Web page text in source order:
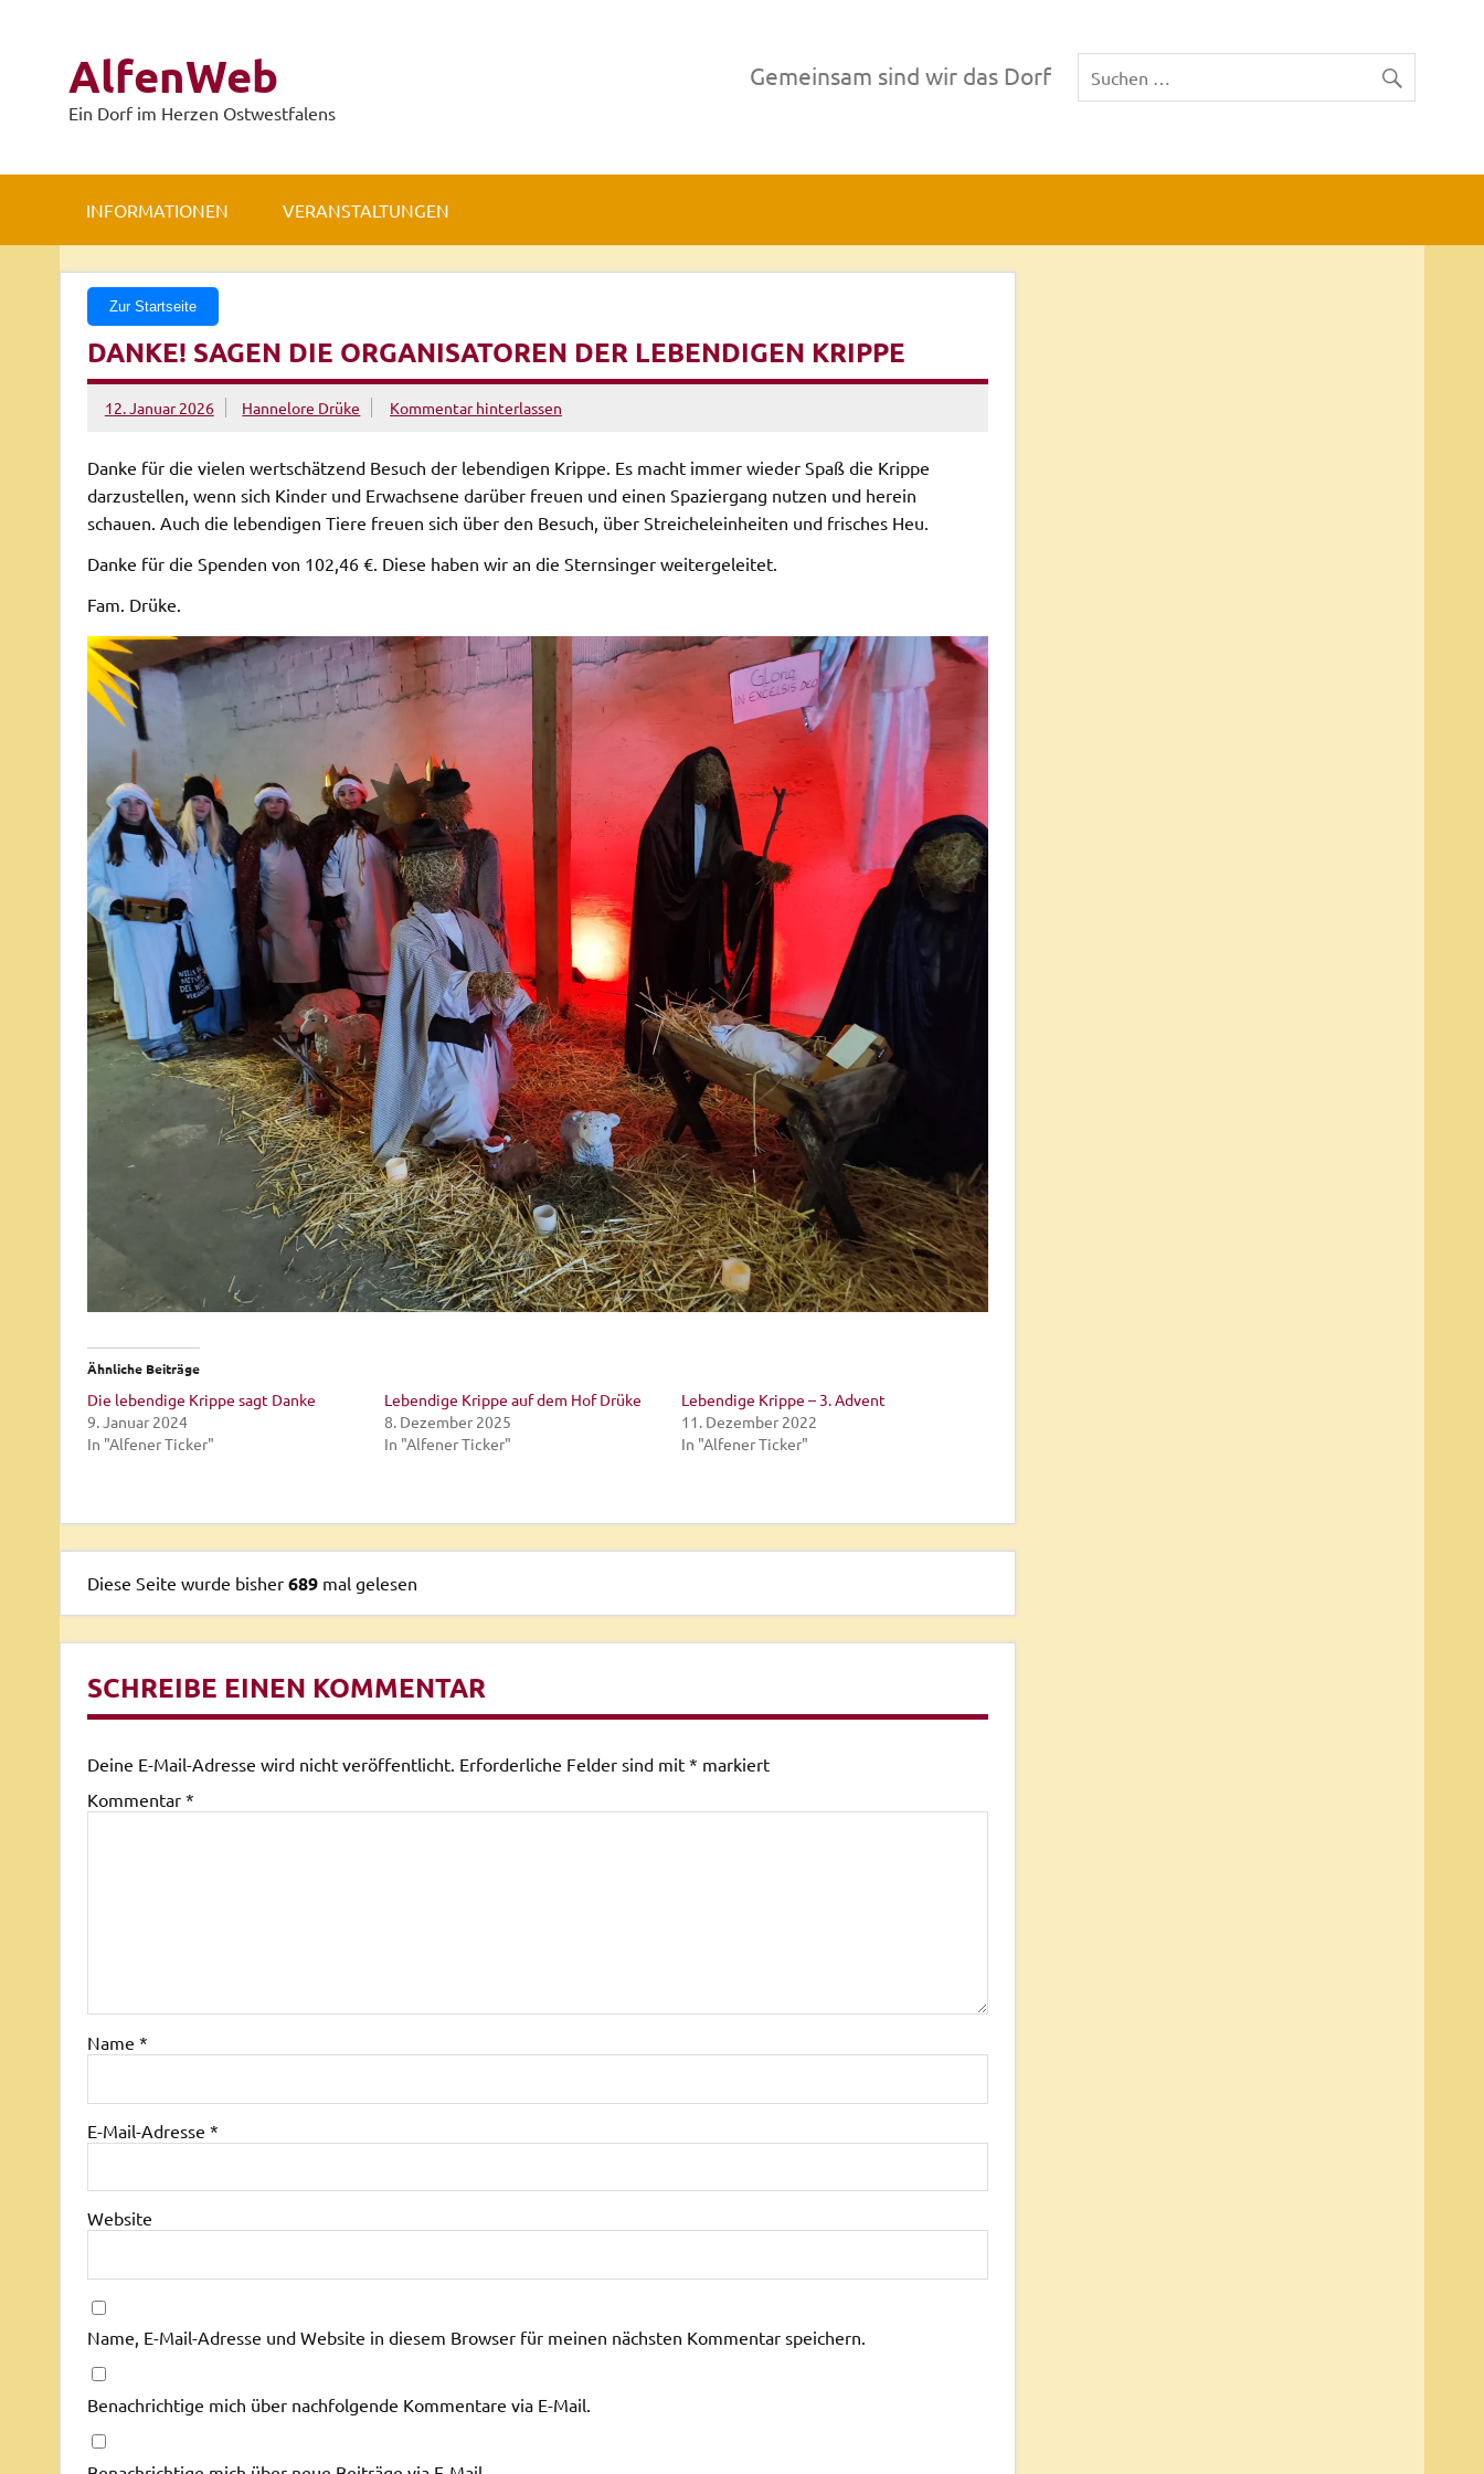
AlfenWeb
Ein Dorf im Herzen Ostwestfalens
Gemeinsam sind wir das Dorf
INFORMATIONEN VERANSTALTUNGEN
Zur Startseite
DANKE! SAGEN DIE ORGANISATOREN DER LEBENDIGEN KRIPPE
12. Januar 2026 Hannelore Drüke Kommentar hinterlassen
Danke für die vielen wertschätzend Besuch der lebendigen Krippe. Es macht immer wieder Spaß die Krippe
darzustellen, wenn sich Kinder und Erwachsene darüber freuen und einen Spaziergang nutzen und herein
schauen. Auch die lebendigen Tiere freuen sich über den Besuch, über Streicheleinheiten und frisches Heu.
Danke für die Spenden von 102,46 €. Diese haben wir an die Sternsinger weitergeleitet.
Fam. Drüke.
Ähnliche Beiträge
Die lebendige Krippe sagt Danke
9. Januar 2024
In "Alfener Ticker"
Lebendige Krippe auf dem Hof Drüke
8. Dezember 2025
In "Alfener Ticker"
Lebendige Krippe – 3. Advent
11. Dezember 2022
In "Alfener Ticker"
Diese Seite wurde bisher689 mal gelesen
SCHREIBE EINEN KOMMENTAR
Deine E-Mail-Adresse wird nicht veröffentlicht. Erforderliche Felder sind mit * markiert
Kommentar *
Name *
E-Mail-Adresse *
Website
Name, E-Mail-Adresse und Website in diesem Browser für meinen nächsten Kommentar speichern.
Benachrichtige mich über nachfolgende Kommentare via E-Mail.